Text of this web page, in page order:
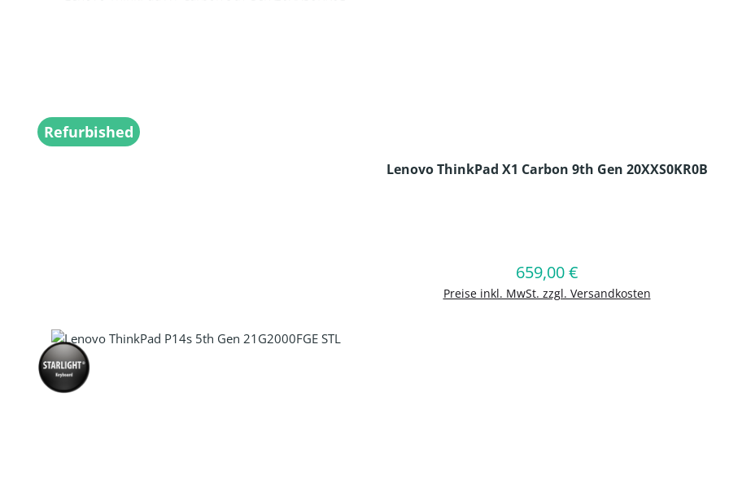
Refurbished
Lenovo ThinkPad X1 Carbon 9th Gen 20XXS0KR0B
Regulärer Preis:
659,00 €
Preise inkl. MwSt. zzgl. Versandkosten
In den Warenkorb